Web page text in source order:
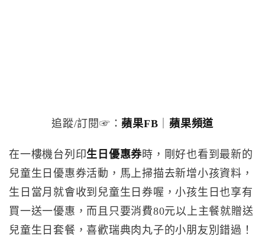
追蹤/訂閱☞：蘋果FB 蘋果頻道
在一樓機台列印生日優惠券時，剛好也看到最新的
兒童生日優惠券活動，馬上掃描去新增小孩資料，
生日當月就會收到兒童生日券喔，小孩生日也享有
買一送一優惠，而且只要消費80元以上主餐就贈送
兒童生日套餐，喜歡瑞典肉丸子的小朋友別錯過！